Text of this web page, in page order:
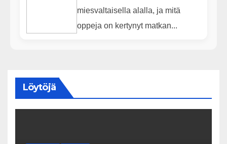
miesvaltaisella alalla, ja mitä
oppeja on kertynyt matkan...
Löytöjä